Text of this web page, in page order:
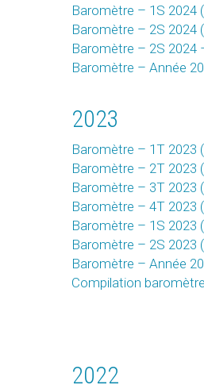
Baromètre – 1S 2024
Baromètre – 2S 2024
Baromètre – 2S 2024
Baromètre – Année
2023
Baromètre – 1T 2023
Baromètre – 2T 2023
Baromètre – 3T 2023
Baromètre – 4T 2023
Baromètre – 1S 2023
Baromètre – 2S 2023
Baromètre – Année
Compilation
2022